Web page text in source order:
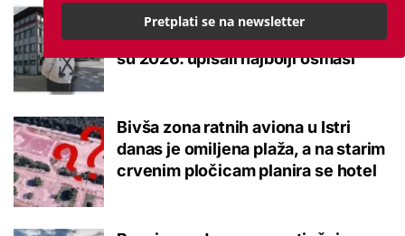
Ovo je 10 srednjoškolskih smjerova
u Krapinsko-zagorskoj županiji koje
su 2026. upisali najbolji osmaši
Bivša zona ratnih aviona u Istri
danas je omiljena plaža, a na starim
crvenim pločicam planira se hotel
Pretplati se na newsletter